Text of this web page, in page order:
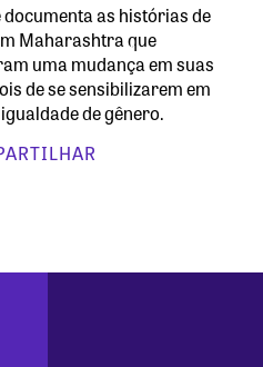
documenta as histórias de
Maharashtra que
uma mudança em suas
de se sensibilizarem em
de gênero.